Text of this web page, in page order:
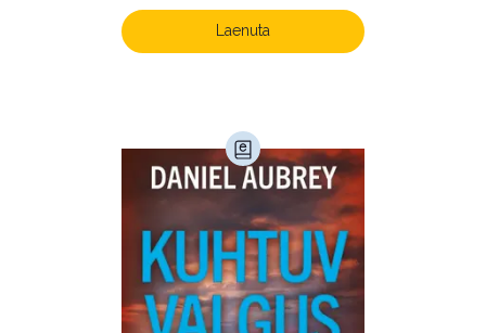
Laste- ja noortekirjandus (580)
Maamajandus (24)
Majandus (34)
Perioodika (15)
Psühholoogia (184)
Rahandus (47)
Religioon (107)
Siseturvalisus (34)
Sport (52)
Laenuta